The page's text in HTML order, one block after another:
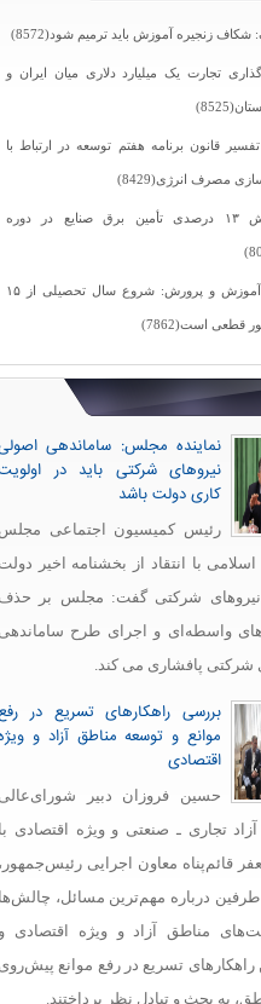
شکاف زنجیره آموزش باید ترمیم شود(8572)
تجارت یک میلیارد دلاری میان ایران و
تفسیر قانون برنامه هفتم توسعه در ارتباط با
مصرف انرژی(8429)
افزایش ۱۳ درصدی تأمین برق صنایع در دوره
وزیر آموزش و پرورش: شروع سال تحصیلی از ۱۵
قطعی است(7862)
نماینده مجلس: ساماندهی
نیروهای شرکتی باید در
کاری دولت باشد
رئیس کمیسیون اجتماعی مجلس
با انتقاد از بخشنامه اخیر دولت
نیروهای شرکتی گفت: مجلس بر حذف
واسطه‌ای و اجرای طرح ساماندهی
شرکتی پافشاری می کند.
بررسی راهکارهای تسریع در
موانع و توسعه مناطق آزاد و
اقتصادی
حسین فروزان دبیر شورای‌عالی
تجاری ـ صنعتی و ویژه اقتصادی با
قائم‌پناه معاون اجرایی رئیس‌جمهور،
طرفین درباره مهم‌ترین مسائل، چالش‌ها
مناطق آزاد و ویژه اقتصادی و
راهکارهای تسریع در رفع موانع پیش‌روی
به بحث و تبادل نظر پرداختند.